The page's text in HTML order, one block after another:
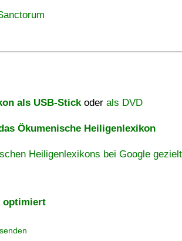
als USB-Stickoder als DVD
Ökumenische Heiligenlexikon
Heiligenlexikons bei Google
optimiert